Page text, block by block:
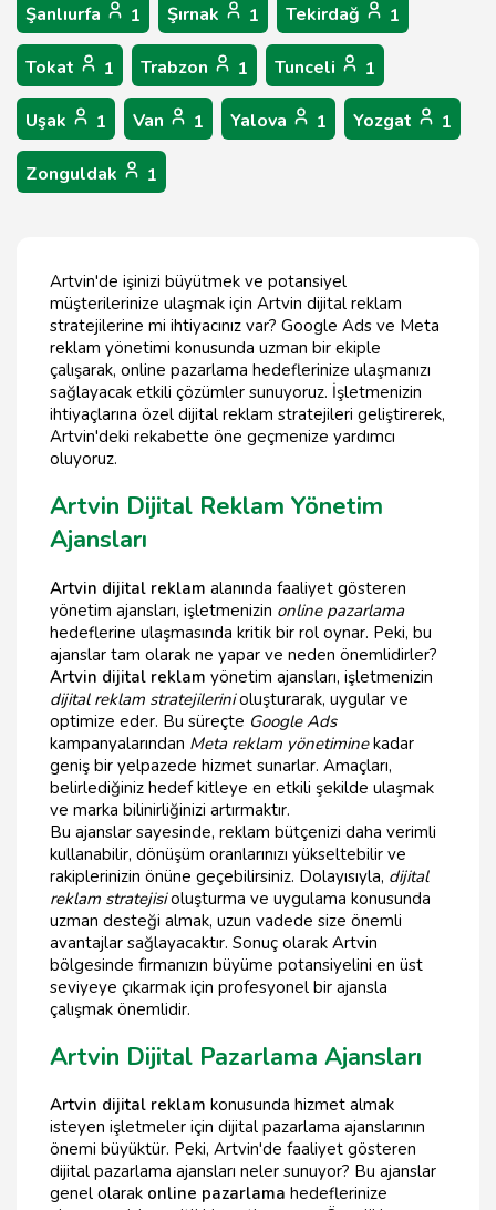
Şanlıurfa 1 Şırnak 1 Tekirdağ 1
Tokat 1 Trabzon 1 Tunceli 1
Uşak 1 Van 1 Yalova 1 Yozgat 1
Zonguldak 1
Artvin'de işinizi büyütmek ve potansiyel
müşterilerinize ulaşmak için Artvin dijital reklam
stratejilerine mi ihtiyacınız var? Google Ads ve Meta
reklam yönetimi konusunda uzman bir ekiple
çalışarak, online pazarlama hedeflerinize ulaşmanızı
sağlayacak etkili çözümler sunuyoruz. İşletmenizin
ihtiyaçlarına özel dijital reklam stratejileri geliştirerek,
Artvin'deki rekabette öne geçmenize yardımcı
oluyoruz.
Artvin Dijital Reklam Yönetim
Ajansları
Artvin dijital reklam alanında faaliyet gösteren
yönetim ajansları, işletmenizin online pazarlama
hedeflerine ulaşmasında kritik bir rol oynar. Peki, bu
ajanslar tam olarak ne yapar ve neden önemlidirler?
Artvin dijital reklam yönetim ajansları, işletmenizin
dijital reklam stratejilerinioluşturarak, uygular ve
optimize eder. Bu süreçte Google Ads
kampanyalarından Meta reklam yönetiminekadar
geniş bir yelpazede hizmet sunarlar. Amaçları,
belirlediğiniz hedef kitleye en etkili şekilde ulaşmak
ve marka bilinirliğinizi artırmaktır.
Bu ajanslar sayesinde, reklam bütçenizi daha verimli
kullanabilir, dönüşüm oranlarınızı yükseltebilir ve
rakiplerinizin önüne geçebilirsiniz. Dolayısıyla, dijital
reklam stratejisioluşturma ve uygulama konusunda
uzman desteği almak, uzun vadede size önemli
avantajlar sağlayacaktır. Sonuç olarak Artvin
bölgesinde firmanızın büyüme potansiyelini en üst
seviyeye çıkarmak için profesyonel bir ajansla
çalışmak önemlidir.
Artvin Dijital Pazarlama Ajansları
Artvin dijital reklam konusunda hizmet almak
isteyen işletmeler için dijital pazarlama ajanslarının
önemi büyüktür. Peki, Artvin'de faaliyet gösteren
dijital pazarlama ajansları neler sunuyor? Bu ajanslar
genel olarak online pazarlama hedeflerinize